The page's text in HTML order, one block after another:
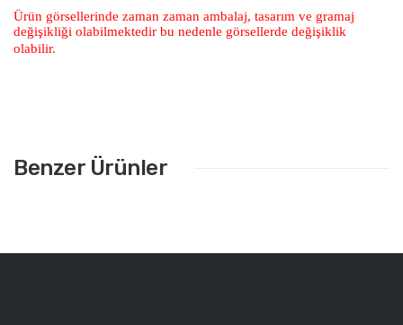
Ürün görsellerinde zaman zaman ambalaj, tasarım ve gramaj
değişikliği olabilmektedir bu nedenle görsellerde değişiklik
olabilir.
Benzer Ürünler